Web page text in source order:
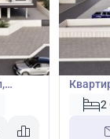
€330
2